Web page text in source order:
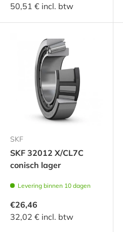
50,51 € incl. btw
SKF
SKF 32012 X/CL7C
conisch lager
Levering binnen 10 dagen
€26,46
32,02 € incl. btw